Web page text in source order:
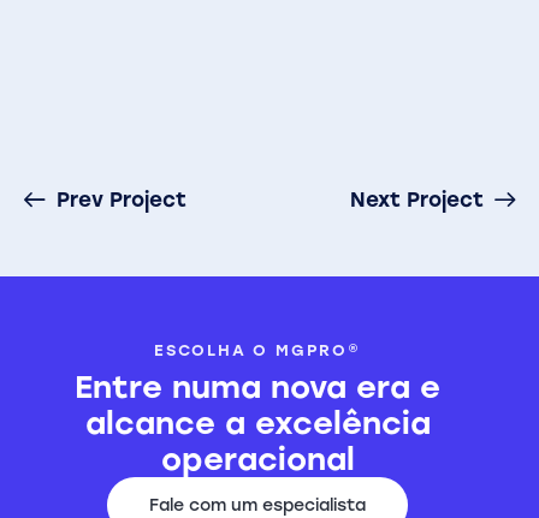
Prev Project Next Project
ESCOLHA O MGPRO®
Entre numa nova era e
alcance a excelência
operacional
Fale com um especialista